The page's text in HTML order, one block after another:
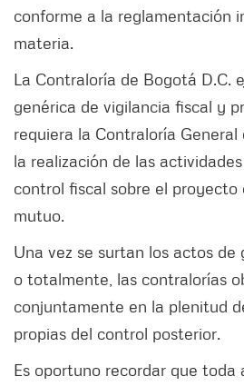
conforme a la reglamentación
materia.
La Contraloría de Bogotá D.C.
genérica de vigilancia fiscal y
requiera la Contraloría General
la realización de las
control fiscal sobre el
mutuo.
Una vez se surtan los actos de
o totalmente, las contralorías
conjuntamente en la plenitud
propias del control posterior.
Es oportuno recordar que toda